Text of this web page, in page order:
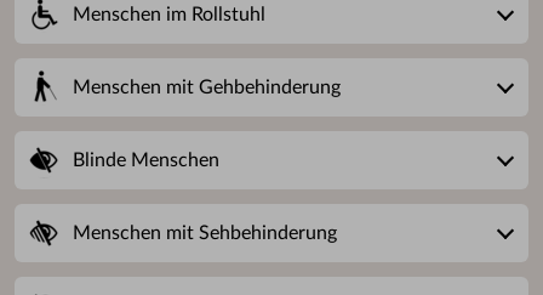
Menschen im Rollstuhl
Menschen mit Gehbehinderung
Blinde Menschen
Menschen mit Sehbehinderung